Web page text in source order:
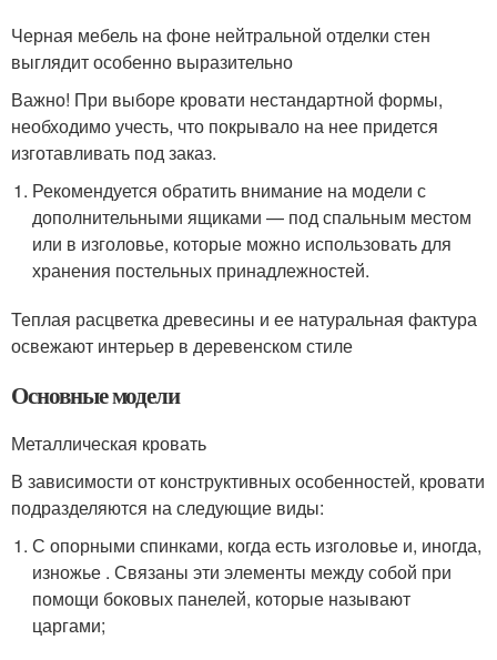
Черная мебель на фоне нейтральной отделки стен
выглядит особенно выразительно
Важно! При выборе кровати нестандартной формы,
необходимо учесть, что покрывало на нее придется
изготавливать под заказ.
Рекомендуется обратить внимание на модели с
дополнительными ящиками — под спальным местом
или в изголовье, которые можно использовать для
хранения постельных принадлежностей.
Теплая расцветка древесины и ее натуральная фактура
освежают интерьер в деревенском стиле
Основные модели
Металлическая кровать
В зависимости от конструктивных особенностей, кровати
подразделяются на следующие виды:
С опорными спинками, когда есть изголовье и, иногда,
изножье . Связаны эти элементы между собой при
помощи боковых панелей, которые называют
царгами;